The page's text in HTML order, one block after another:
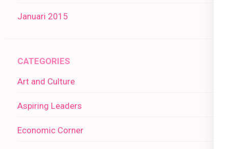
Januari 2015
CATEGORIES
Art and Culture
Aspiring Leaders
Economic Corner